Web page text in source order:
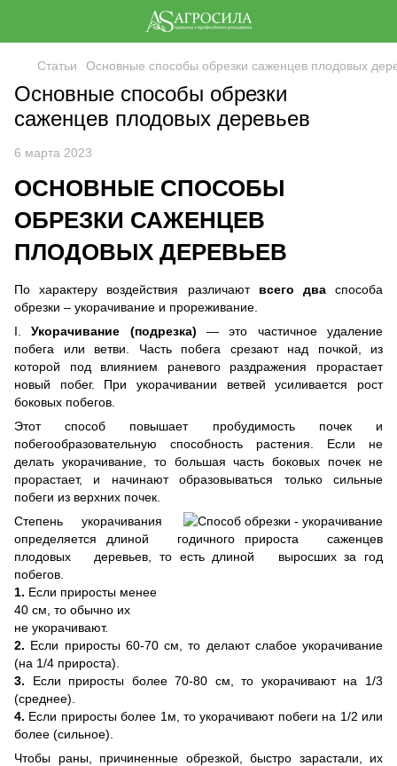
Статьи Основные способы обрезки саженцев плодовых
Основные способы обрезки
саженцев плодовых деревьев
6 марта 2023
ОСНОВНЫЕ СПОСОБЫ
ОБРЕЗКИ САЖЕНЦЕВ
ПЛОДОВЫХ ДЕРЕВЬЕВ
По характеру воздействия различают всего дваспособа
обрезки – укорачивание и прореживание.
I.Укорачивание (подрезка)— это частичное удаление
побега или ветви. Часть побега срезают над почкой, из
которой под влиянием раневого раздражения прорастает
новый побег. При укорачивании ветвей усиливается рост
боковых побегов.
Этот способ повышает пробудимость почек и
побегообразовательную способность растения. Если не
делать укорачивание, то большая часть боковых почек не
прорастает, и начинают образовываться только сильные
побеги из верхних почек.
Степень укорачивания
определяется длиной годичного прироста саженцев
плодовых деревьев, то есть длиной выросших за год
побегов.
1. Если приросты менее
40 см, то обычно их
не укорачивают.
2. Если приросты 60-70 см, то делают слабое укорачивание
(на 1/4 прироста).
3. Если приросты более 70-80 см, то укорачивают на 1/3
(среднее).
4. Если приросты более 1м, то укорачивают побеги на 1/2 или
более (сильное).
Чтобы раны, причиненные обрезкой, быстро зарастали, их